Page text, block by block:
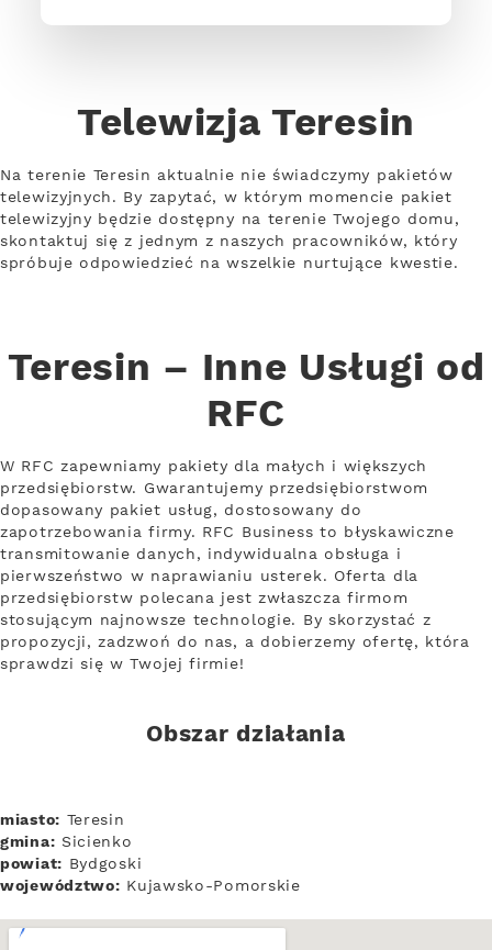
Telewizja Teresin
Na terenie Teresin aktualnie nie świadczymy pakietów
telewizyjnych. By zapytać, w którym momencie pakiet
telewizyjny będzie dostępny na terenie Twojego domu,
skontaktuj się z jednym z naszych pracowników, który
spróbuje odpowiedzieć na wszelkie nurtujące kwestie.
Teresin – Inne Usługi od
RFC
W RFC zapewniamy pakiety dla małych i większych
przedsiębiorstw. Gwarantujemy przedsiębiorstwom
dopasowany pakiet usług, dostosowany do
zapotrzebowania firmy. RFC Business to błyskawiczne
transmitowanie danych, indywidualna obsługa i
pierwszeństwo w naprawianiu usterek. Oferta dla
przedsiębiorstw polecana jest zwłaszcza firmom
stosującym najnowsze technologie. By skorzystać z
propozycji, zadzwoń do nas, a dobierzemy ofertę, która
sprawdzi się w Twojej firmie!
Obszar działania
miasto: Teresin
gmina: Sicienko
powiat: Bydgoski
województwo: Kujawsko-Pomorskie